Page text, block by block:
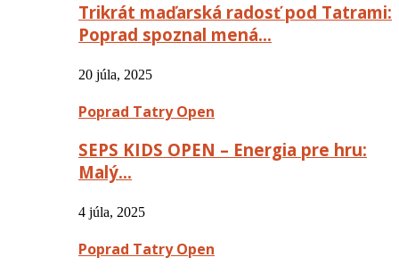
Trikrát maďarská radosť pod Tatrami:
Poprad spoznal mená…
20 júla, 2025
Poprad Tatry Open
SEPS KIDS OPEN – Energia pre hru:
Malý…
4 júla, 2025
Poprad Tatry Open